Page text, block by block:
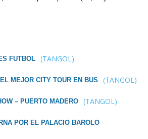
FUTBOL (TANGOL)
MEJOR CITY TOUR EN BUS (TANGOL)
– PUERTO MADERO (TANGOL)
POR EL PALACIO BAROLO